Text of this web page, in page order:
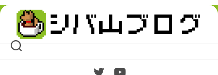
Skip
content
PC用
ゲーム
パッド